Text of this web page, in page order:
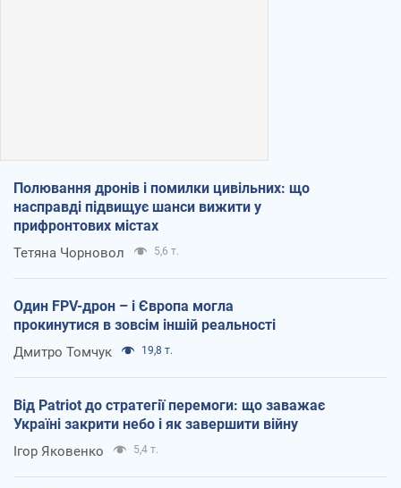
Полювання дронів і помилки цивільних: що
насправді підвищує шанси вижити у
прифронтових містах
Тетяна Чорновол 5,6 т.
Один FPV-дрон – і Європа могла
прокинутися в зовсім іншій реальності
Дмитро Томчук 19,8 т.
Від Patriot до стратегії перемоги: що заважає
Україні закрити небо і як завершити війну
Ігор Яковенко 5,4 т.